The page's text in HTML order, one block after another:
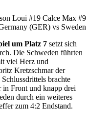
Loui #19 Calce Max #9
(GER) vs Sweden
um Platz 7 setzt sich
Die Schweden führten
viel Herz und
Kretzschmar der
brachte
in Front und knapp drei
durch ein weiteres
zum 4:2 Endstand.